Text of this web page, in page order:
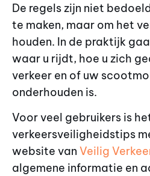
De regels zijn niet
te maken, maar om het
houden. In de praktijk
waar u rijdt, hoe u zich
verkeer en of uw
onderhouden is.
Voor veel gebruikers is
verkeersveiligheidstips
website van Veilig
algemene informatie en